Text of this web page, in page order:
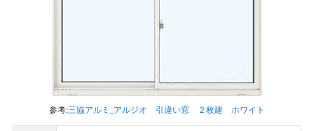
参考:三協アルミ_アルジオ 引違い窓 ２枚建 ホワイト